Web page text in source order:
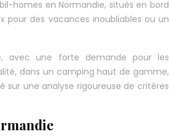
homes en Normandie, situés en bord
pour des vacances inoubliables ou un
avec une forte demande pour les
dans un camping haut de gamme,
sur une analyse rigoureuse de critères